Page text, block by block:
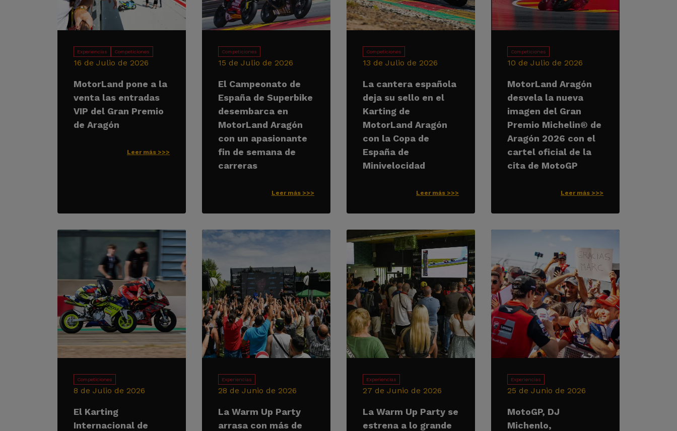
Experiencias Competiciones
16 de Julio de 2026
MotorLand pone a la
venta las entradas
VIP del Gran Premio
de Aragón
Leer más >>>
Competiciones
15 de Julio de 2026
El Campeonato de
España de Superbike
desembarca en
MotorLand Aragón
con un apasionante
fin de semana de
carreras
Leer más >>>
Competiciones
13 de Julio de 2026
La cantera española
deja su sello en el
Karting de
MotorLand Aragón
con la Copa de
España de
Minivelocidad
Leer más >>>
Competiciones
10 de Julio de 2026
MotorLand Aragón
desvela la nueva
imagen del Gran
Premio Michelin® de
Aragón 2026 con el
cartel oficial de la
cita de MotoGP
Leer más >>>
Competiciones
8 de Julio de 2026
El Karting
Internacional de
Experiencias
28 de Junio de 2026
La Warm Up Party
arrasa con más de
Experiencias
27 de Junio de 2026
La Warm Up Party se
estrena a lo grande
Experiencias
25 de Junio de 2026
MotoGP, DJ
Michenlo,